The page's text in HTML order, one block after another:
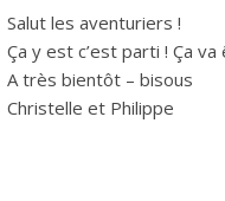
Salut les aventuriers !
Ça y est c’est parti ! Ça
A très bientôt – bisous
Christelle et Philippe